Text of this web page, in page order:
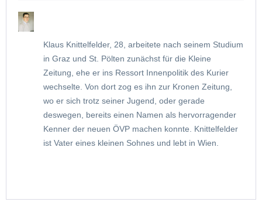
Klaus Knittelfelder, 28, arbeitete nach seinem Studium
in Graz und St. Pölten zunächst für die Kleine
Zeitung, ehe er ins Ressort Innenpolitik des Kurier
wechselte. Von dort zog es ihn zur Kronen Zeitung,
wo er sich trotz seiner Jugend, oder gerade
deswegen, bereits einen Namen als hervorragender
Kenner der neuen ÖVP machen konnte. Knittelfelder
ist Vater eines kleinen Sohnes und lebt in Wien.